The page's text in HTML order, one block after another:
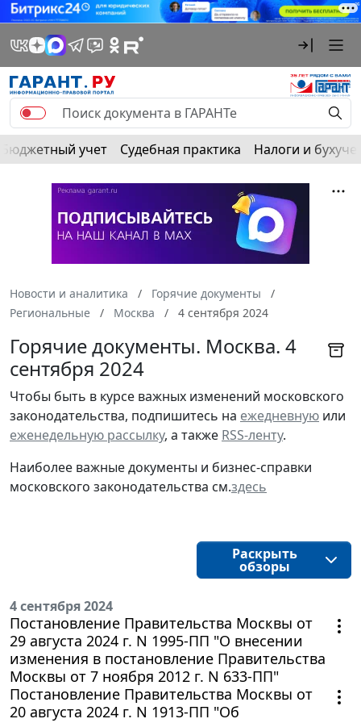
Бюджетный учет Судебная практика Налоги и
Новости и аналитика
Горячие документы
Региональные
Москва 4 сентября 2024
Горячие документы. Москва. 4
сентября 2024
Чтобы быть в курсе важных изменений московского
законодательства, подпишитесь на ежедневную или
еженедельную рассылку, а также RSS-ленту.
Наиболее важные документы и бизнес-справки
московского законодательства см.здесь
Раскрыть
обзоры
4 сентября 2024
Постановление Правительства Москвы от
29 августа 2024 г. N 1995-ПП "О внесении
изменения в постановление Правительства
Москвы от 7 ноября 2012 г. N 633-ПП"
Постановление Правительства Москвы от
20 августа 2024 г. N 1913-ПП "Об